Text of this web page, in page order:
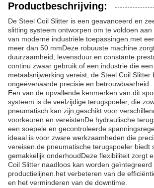
Productbeschrijving:
De Steel Coil Slitter is een geavanceerd en
slitting systeem ontworpen om te voldoen
van moderne industriële toepassingen.met
meer dan 50 mmDeze robuuste machine
duurzaamheid, levensduur en constante
continu zwaar gebruik.of een industrie die
metaalsnijwerking vereist, de Steel Coil Slitter
ongeëvenaarde precisie en betrouwbaarheid.
Een van de opvallende kenmerken van dit
systeem is de veelzijdige terugspoeler, die
pneumatisch kan zijn,geschikt voor
voorkeuren en vereistenDe hydraulische
een soepele en gecontroleerde
ideaal is voor zware werkzaamheden die
vereisen.de pneumatische terugspoeler biedt
gemakkelijk onderhoudDeze flexibiliteit zorgt
Coil Slitter naadloos kan worden
productielijnen.het verbeteren van de
en het verminderen van de downtime.